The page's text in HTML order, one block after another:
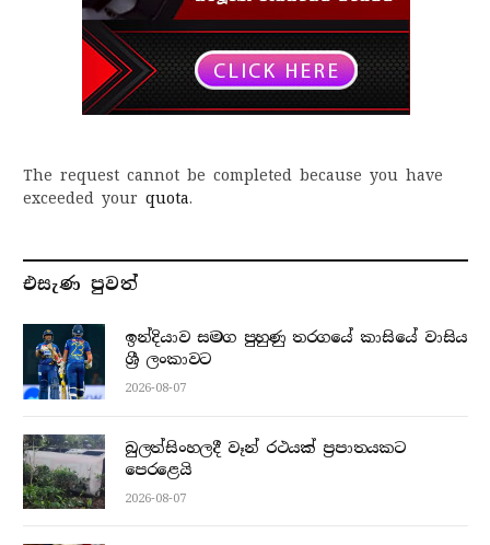
The request cannot be completed because you have
exceeded your quota.
එසැණ පුව​ත්
ඉන්දියාව සමග පුහුණු තරගයේ කාසියේ වාසිය
ශ්‍රී ලංකාවට
2026-08-07
බුලත්සිංහලදී වෑන් රථයක් ප්‍රපාතයකට
පෙරළෙයි
2026-08-07